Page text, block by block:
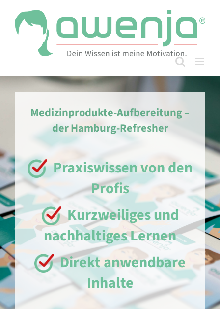
content
Medizinprodukte-Aufbereitung –
der Hamburg-Refresher
Praxiswissen von den
Profis
Kurzweiliges und
nachhaltiges Lernen
Direkt anwendbare
Inhalte